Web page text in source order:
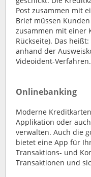
Post zusammen mit
Brief müssen
zusammen mit einer
Rückseite). Das
anhand der
Videoident-Verfahren.
Onlinebanking
Moderne
Applikation oder
verwalten. Auch die
bietet eine App für
Transaktions- und
Transaktionen und